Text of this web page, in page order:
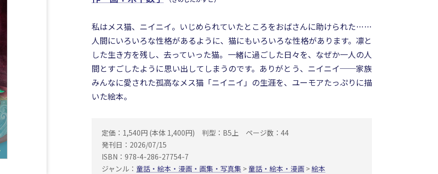
私はメス猫、ニイニイ。いじめられていたところをおばさんに助けられた……
人間にいろいろな性格があるように、猫にもいろいろな性格があります。凛と
した生き方を残し、去っていった猫。一緒に過ごした日々を、なぜか一人の人
間とすごしたように思い出してしまうのです。ありがとう、ニイニイ──家族
みんなに愛された孤高なメス猫「ニイニイ」の生涯を、ユーモアたっぷりに描
いた絵本。
定価：1,540円 (本体 1,400円) 判型：B5上
ページ数：44
発刊日：2026/07/15
ISBN：978-4-286-27754-7
ジャンル： 童話・絵本・漫画・画集・写真集 > 童話・絵本・漫画 >絵本